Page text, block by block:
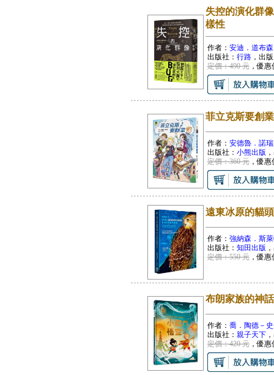
失控的演化群
樣性
作者： 安迪．道布森
出版社： 行路，出
定價：490 元，優惠
菲立克斯要創
作者： 安德魯．諾
出版社： 小熊出版
定價：360 元，優惠
遠東冰原的貓
作者： 強納森．斯
出版社： 知田出版
定價：550 元，優惠
布朗家族的神
作者： 喬．陶德－
出版社： 親子天下
定價：420 元，優惠